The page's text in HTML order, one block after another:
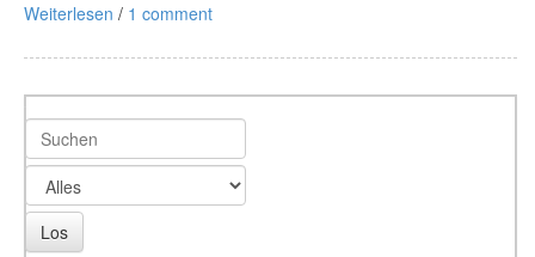
Weiterlesen / 1 comment